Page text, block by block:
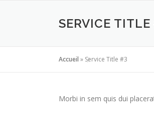
SERVICE
Accueil » Service Title #3
Morbi in sem quis dui